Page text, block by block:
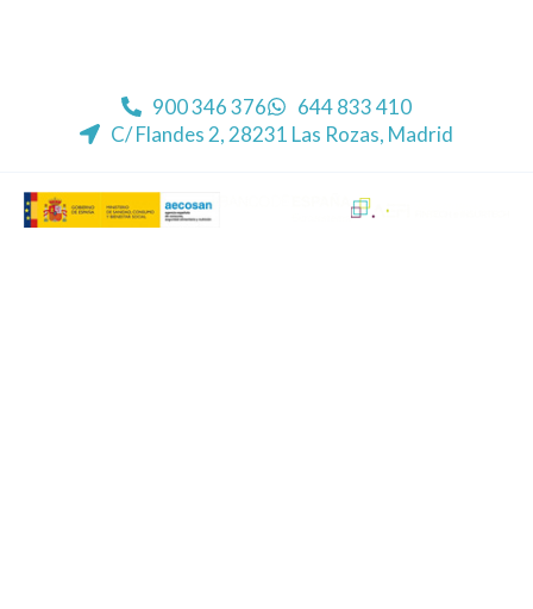
900 346 376
644 833 410
C/ Flandes 2, 28231 Las Rozas, Madrid